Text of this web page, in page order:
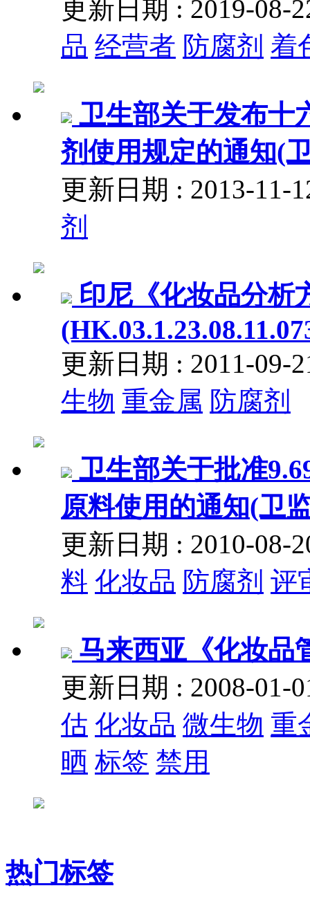
更新日期 : 2019-08-
品 经营者 防腐剂 着
卫生部关于发布十
剂使用规定的通知(
更新日期 : 2013-11-
剂
印尼《化妆品分析
更新日期 : 2011-09-
生物 重金属 防腐剂
卫生部关于批准
原料使用的通知(卫
更新日期 : 2010-08-
料 化妆品 防腐剂 评
马来西亚《化妆品
更新日期 : 2008-01-
估 化妆品 微生物 重
晒 标签 禁用
热门标签